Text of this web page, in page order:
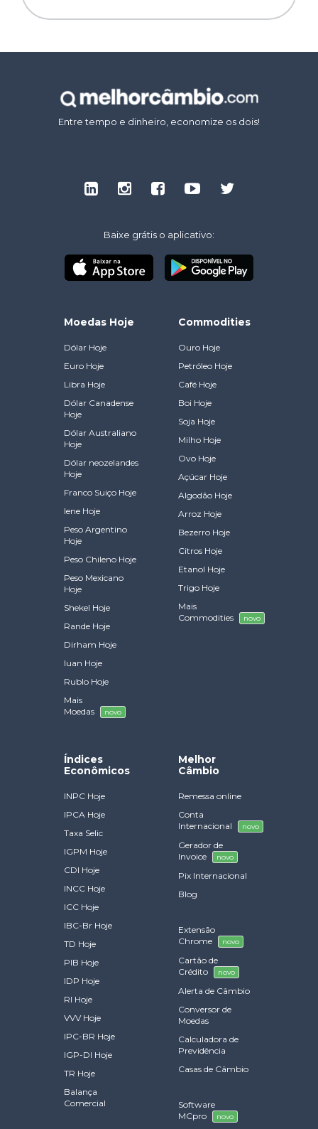
Entre tempo e dinheiro, economize os dois!
Baixe grátis o aplicativo:
Moedas Hoje
Dólar Hoje
Euro Hoje
Libra Hoje
Dólar Canadense
Hoje
Dólar Australiano
Hoje
Dólar neozelandes
Hoje
Franco Suiço Hoje
Iene Hoje
Peso Argentino
Hoje
Peso Chileno Hoje
Peso Mexicano
Hoje
Shekel Hoje
Rande Hoje
Dirham Hoje
Iuan Hoje
Rublo Hoje
Mais
Moedas
novo
Commodities
Ouro Hoje
Petróleo Hoje
Café Hoje
Boi Hoje
Soja Hoje
Milho Hoje
Ovo Hoje
Açúcar Hoje
Algodão Hoje
Arroz Hoje
Bezerro Hoje
Citros Hoje
Etanol Hoje
Trigo Hoje
Mais
Commodities
novo
Índices
Econômicos
INPC Hoje
IPCA Hoje
Taxa Selic
IGPM Hoje
CDI Hoje
INCC Hoje
ICC Hoje
IBC-Br Hoje
TD Hoje
PIB Hoje
IDP Hoje
RI Hoje
VVV Hoje
IPC-BR Hoje
IGP-DI Hoje
TR Hoje
Balança
Comercial
Melhor
Câmbio
Remessa online
Conta
Internacional
novo
Gerador de
Invoice
novo
Pix Internacional
Blog
Extensão
Chrome
novo
Cartão de
Crédito
novo
Alerta de Câmbio
Conversor de
Moedas
Calculadora de
Previdência
Casas de Câmbio
Software
MCpro
novo